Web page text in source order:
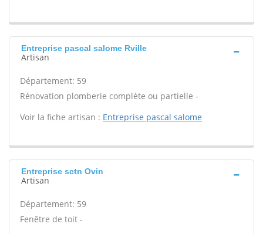
Entreprise pascal salome Rville
Artisan
Département: 59
Rénovation plomberie complète ou partielle -
Voir la fiche artisan : Entreprise pascal salome
Entreprise sctn Ovin
Artisan
Département: 59
Fenêtre de toit -